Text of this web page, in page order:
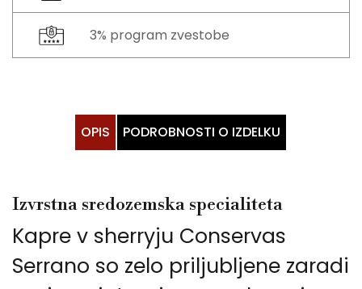
3% program zvestobe
OPIS PODROBNOSTI O IZDELKU
Izvrstna sredozemska specialiteta
Kapre v sherryju Conservas
Serrano so zelo priljubljene zaradi